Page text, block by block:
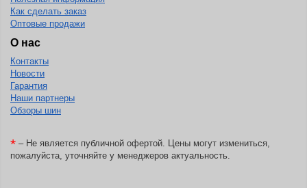
Как сделать заказ
Оптовые продажи
О нас
Контакты
Новости
Гарантия
Наши партнеры
Обзоры шин
* – Не является публичной офертой. Цены могут измениться,
пожалуйста, уточняйте у менеджеров актуальность.